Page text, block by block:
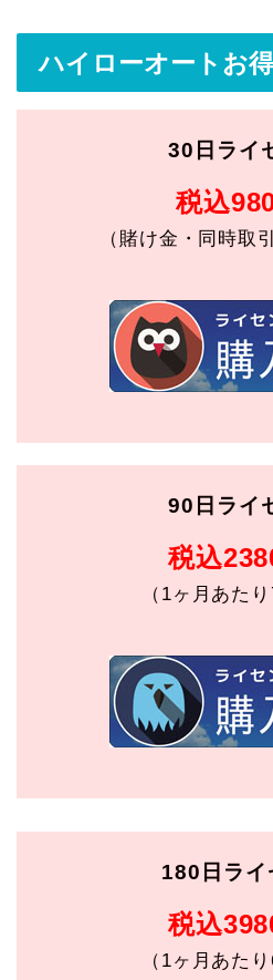
ハイローオートお
30日ライ
税込
（賭け金・同時取
90日ライ
税込
（1ヶ月あた
180日ライ
税込
（1ヶ月あた